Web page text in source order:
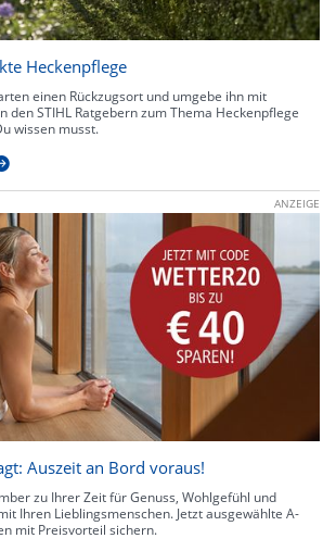
Heckenpflege
einen Rückzugsort und umgebe ihn mit
den STIHL Ratgebern zum Thema Heckenpflege
wissen musst.
ANZEIGE
Auszeit an Bord voraus!
zu Ihrer Zeit für Genuss, Wohlgefühl und
Ihren Lieblingsmenschen. Jetzt ausgewählte A-
mit Preisvorteil sichern.